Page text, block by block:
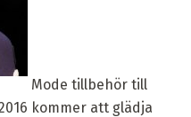
Mode tillbehör till
kommer att glädja